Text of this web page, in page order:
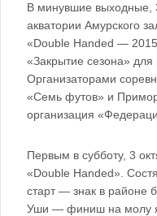
В минувшие выходные,
акватории Амурского
«Double Handed —
«Закрытие сезона»
Организаторами
«Семь футов» и
организация
Первым в субботу, 3
«Double Handed».
старт — знак в районе
Уши — финиш на молу